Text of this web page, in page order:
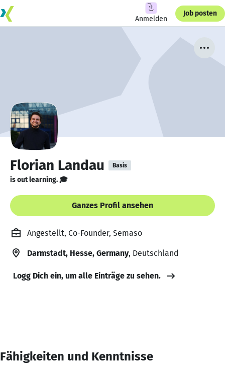
Anmelden
Job posten
Florian Landau Basis
is out learning. 🎓
Ganzes Profil ansehen
Angestellt, Co-Founder, Semaso
Darmstadt, Hesse, Germany, Deutschland
Logg Dich ein, um alle Einträge zu sehen.
Fähigkeiten und Kenntnisse